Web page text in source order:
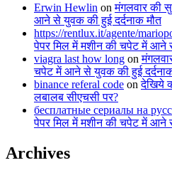
Erwin Hewlin onमंगलवार की
आने से युवक की हुई दर्दनाक मौत
https://rentlux.it/agente/
पेपर मिल में मशीन की चपेट में आने
viagra last how long on
चपेट में आने से युवक की हुई
binance referal code onदेखिये
लबालब सीएचसी पर?
бесплатные сериалы на
पेपर मिल में मशीन की चपेट में आने
Archives